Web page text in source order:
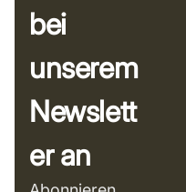
bei
unserem
Newslett
er an